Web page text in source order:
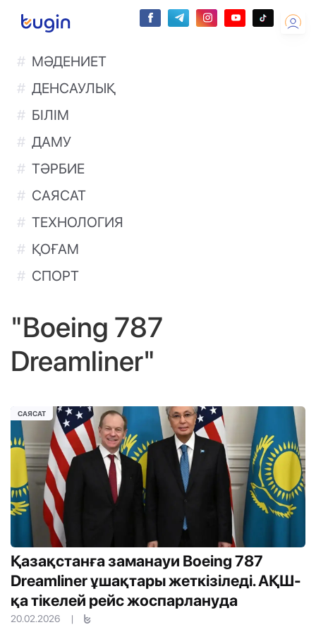
МӘДЕНИЕТ
ДЕНСАУЛЫҚ
БІЛІМ
ДАМУ
ТӘРБИЕ
САЯСАТ
ТЕХНОЛОГИЯ
ҚОҒАМ
СПОРТ
"Boeing 787
Dreamliner"
Қазақстанға заманауи Boeing 787
Dreamliner ұшақтары жеткізіледі. АҚШ-
қа тікелей рейс жоспарлануда
20.02.2026 |
САЯСАТ